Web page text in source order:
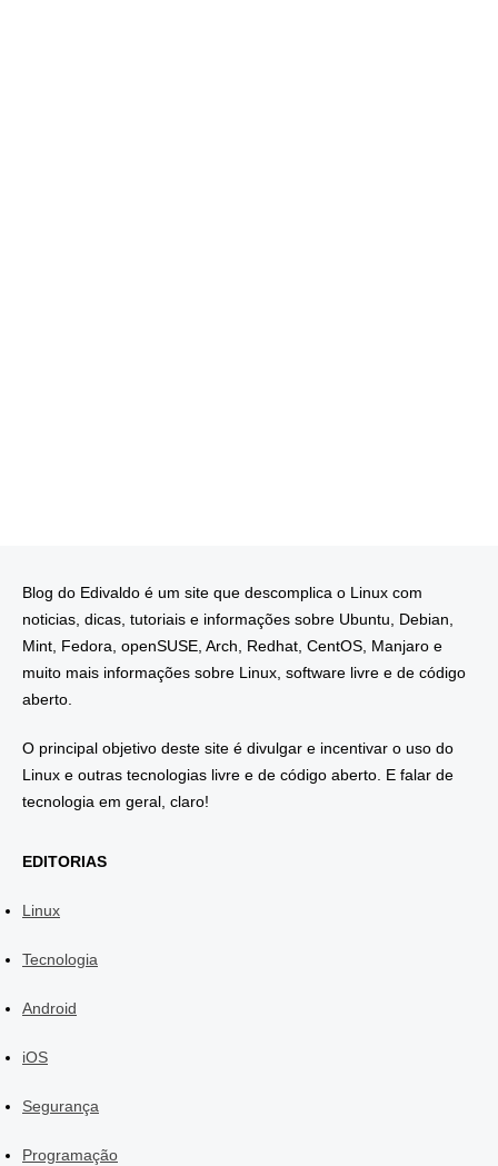
Blog do Edivaldo é um site que descomplica o Linux com
noticias, dicas, tutoriais e informações sobre Ubuntu, Debian,
Mint, Fedora, openSUSE, Arch, Redhat, CentOS, Manjaro e
muito mais informações sobre Linux, software livre e de código
aberto.
O principal objetivo deste site é divulgar e incentivar o uso do
Linux e outras tecnologias livre e de código aberto. E falar de
tecnologia em geral, claro!
EDITORIAS
Linux
Tecnologia
Android
iOS
Segurança
Programação